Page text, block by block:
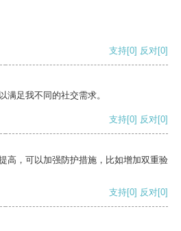
支持[0] 反对[0]
满足我不同的社交需求。
支持[0] 反对[0]
高，可以加强防护措施，比如增加双重验
支持[0] 反对[0]